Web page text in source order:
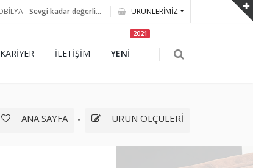
-Sevgi kadar değerli... ÜRÜNLERİMİZ
KARİYER İLETİŞİM
2021
YENİ
ANA SAYFA ÜRÜN ÖLÇÜLERİ